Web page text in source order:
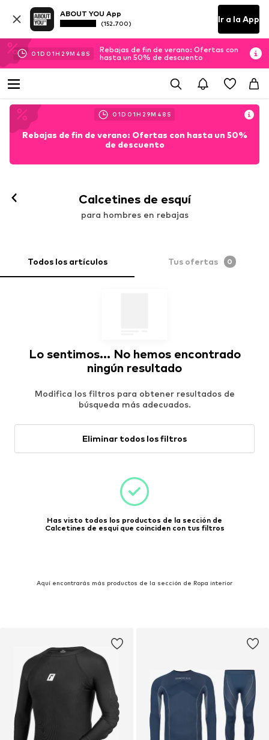
ABOUT YOU App
(152.700) Ir a la App
01D 01H 29M 47 S
Rebajas de fin de verano: Ofertas con
hasta un 50% de descuento
01D 01H 29M 47 S
Rebajas de fin de verano: Ofertas con hasta un 50%
de descuento
Calcetines de esquí
para hombres en rebajas
Todos los artículos Tus ofertas 0
Lo sentimos... No hemos encontrado
ningún resultado
Modifica los filtros para obtener resultados de
búsqueda más adecuados.
Eliminar todos los filtros
Has visto todos los productos de la sección de
Calcetines de esquí que coinciden con tus filtros
Aquí encontrarás más productos de la sección de Ropa interior